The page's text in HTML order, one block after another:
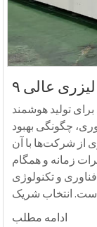
تولید هوشمند
چگونگی بهبود
از شرکت‌ها با آن
زمانه و همگام
و تکنولوژی
است. انتخاب شریک
ادامه مطلب